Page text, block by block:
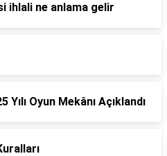
ihlali ne anlama gelir
Oyun Mekânı Açıklandı